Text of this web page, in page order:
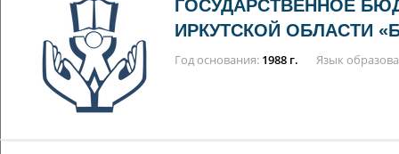
ГОСУДАРСТВЕННОЕ
ИРКУТСКОЙ ОБЛАСТИ
Год основания 1988 г. Язык